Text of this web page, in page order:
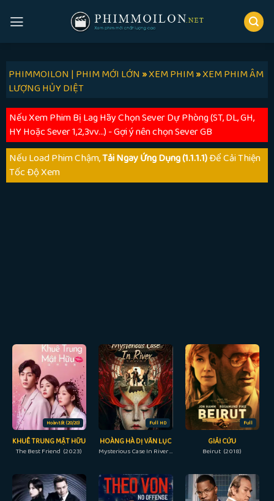
PHIMMOILON | PHIM MỚI LỚN»XEM PHIM»XEM PHIM ÂM
LƯỢNG HỦY DIỆT
Nếu Xem Phim Bị Lag Hãy Chọn Sever Dự Phòng (ST, DL, GH,
HY Hoặc Sever 1,2,3vv...) - Gợi ý nên chọn Sever GB
Nếu Load Phim Chậm,Tải Ngay Ứng Dụng (1.1.1.1)Để Cải Thiện
Tốc Độ Xem
Hoàn tất (20/20)
KHUÊ TRUNG MẬT HỮU
The Best Friend (2023)
Full HD
HOÀNG HÀ DỊ VĂN LỤC
Mysterious Case In River (2023)
Full
GIẢI CỨU
Beirut (2018)